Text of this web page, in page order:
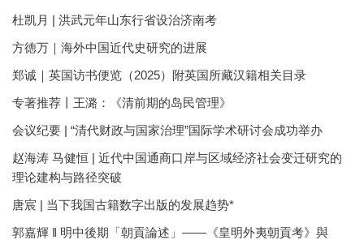
杜凯月 | 洪武元年山东行省设治济南考
方徳万｜海外中国近代史研究的进展
郑诚｜英国访书便览（2025）附英国所藏汉籍相关目录
专著推荐丨王潞：《清前期的岛民管理》
会议纪要 | “清代财政与国家治理”国际学术研讨会成功举办
赵海涛 马健恒 | 近代中国通商口岸与区域经济社会变迁研究的
理论建构与路径突破
唐宸 | 当下我国古籍数字出版的发展趋势*
郭嘉輝 ‖ 明中後期「朝貢論述」——《皇明外夷朝貢考》與